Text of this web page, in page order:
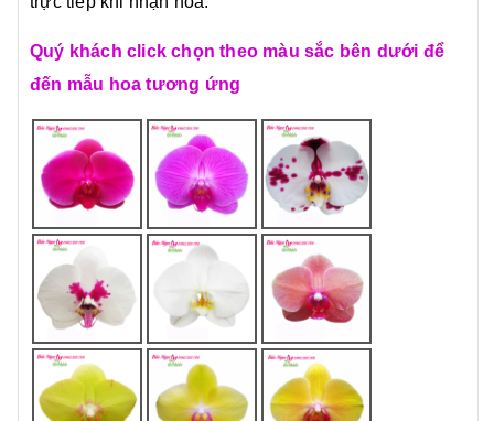
Quý khách click chọn theo màu sắc bên dưới để
đến mẫu hoa tương ứng